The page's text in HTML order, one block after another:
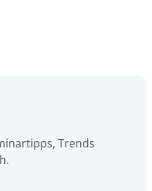
Trends